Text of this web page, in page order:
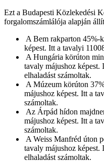
Ezt a Budapesti Közlekedési
forgalomszámlálója alapján
A Bem rakparton 45%-
képest. Itt a tavalyi
A Hungária körúton
tavaly májushoz képest.
elhaladást számoltak.
A Múzeum körúton
májushoz képest. Itt a
számoltak.
Az Árpád hídon
májushoz képest. Itt a
számoltak.
A Weiss Manfréd úton
tavaly májushoz
elhaladást számoltak.